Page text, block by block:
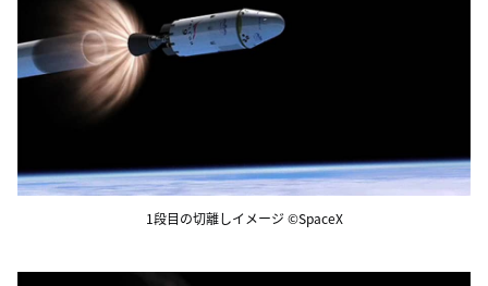
1段目の切離しイメージ ©SpaceX